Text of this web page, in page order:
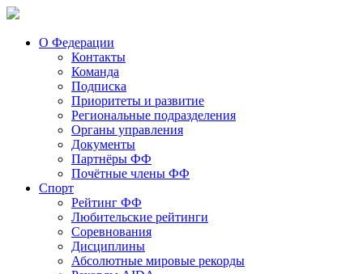
О Федерации
Контакты
Команда
Подписка
Приоритеты и развитие
Региональные подразделения
Органы управления
Документы
Партнёры ФФ
Почётные члены ФФ
Спорт
Рейтинг ФФ
Любительские рейтинги
Соревнования
Дисциплины
Абсолютные мировые рекорды